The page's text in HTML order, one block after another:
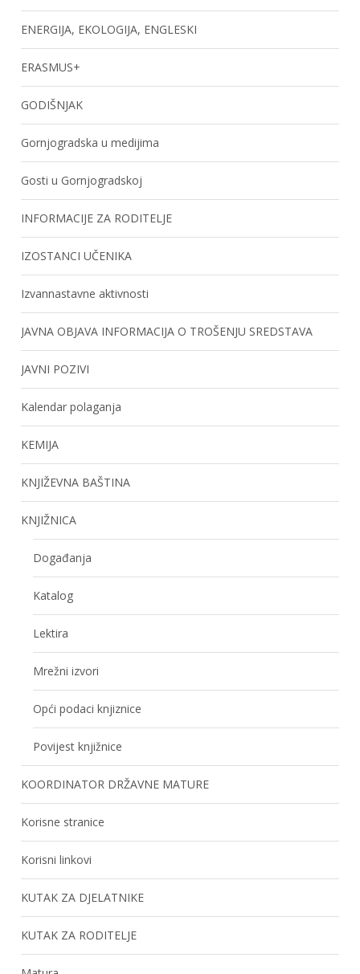
ENERGIJA, EKOLOGIJA, ENGLESKI
ERASMUS+
GODIŠNJAK
Gornjogradska u medijima
Gosti u Gornjogradskoj
INFORMACIJE ZA RODITELJE
IZOSTANCI UČENIKA
Izvannastavne aktivnosti
JAVNA OBJAVA INFORMACIJA O TROŠENJU SREDSTAVA
JAVNI POZIVI
Kalendar polaganja
KEMIJA
KNJIŽEVNA BAŠTINA
KNJIŽNICA
Događanja
Katalog
Lektira
Mrežni izvori
Opći podaci knjiznice
Povijest knjižnice
KOORDINATOR DRŽAVNE MATURE
Korisne stranice
Korisni linkovi
KUTAK ZA DJELATNIKE
KUTAK ZA RODITELJE